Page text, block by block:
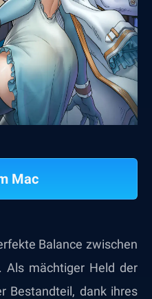
Mac
Balance zwischen
Als mächtiger Held der
Bestandteil, dank ihres